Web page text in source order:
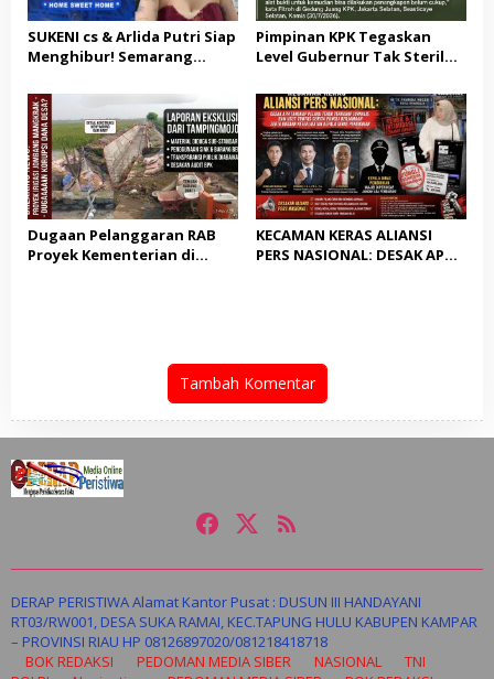
SUKENI cs & Arlida Putri Siap
Menghibur! Semarang
Akbar “Back On Track” 2026–
2029
Pimpinan KPK Tegaskan
Level Gubernur Tak Steril
Cukup, Bukan Dilindungi
Dugaan Pelanggaran RAB
Proyek Kementerian di
KECAMAN KERAS ALIANSI
PERS NASIONAL: DESAK APH
KEPALA DINAS PENDIDIKAN
Tambah Komentar
DERAP PERISTIWA Alamat Kantor Pusat : DUSUN III HANDAYANI
RT03/RW001, DESA SUKA RAMAI, KEC.TAPUNG HULU KABUPEN KAMPAR
– PROVINSI RIAU HP 08126897020/081218418718
BOK REDAKSI
PEDOMAN MEDIA SIBER NASIONAL
TNI